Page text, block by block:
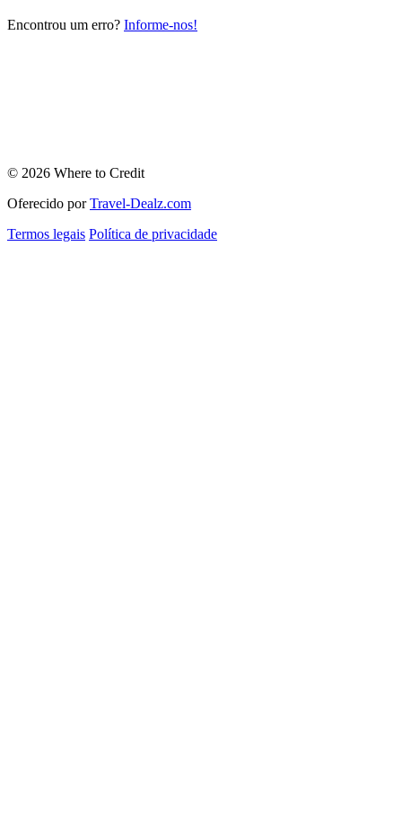
Encontrou um erro? Informe-nos!
© 2026 Where to Credit
Oferecido por Travel-Dealz.com
Termos legais Política de privacidade